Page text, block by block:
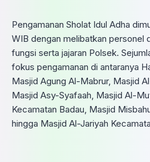
Pengamanan Sholat Idul Adha
WIB dengan melibatkan personel
fungsi serta jajaran Polsek.
fokus pengamanan di antaranya
Masjid Agung Al-Mabrur, Masjid
Masjid Asy-Syafaah, Masjid Al-
Kecamatan Badau, Masjid
hingga Masjid Al-Jariyah